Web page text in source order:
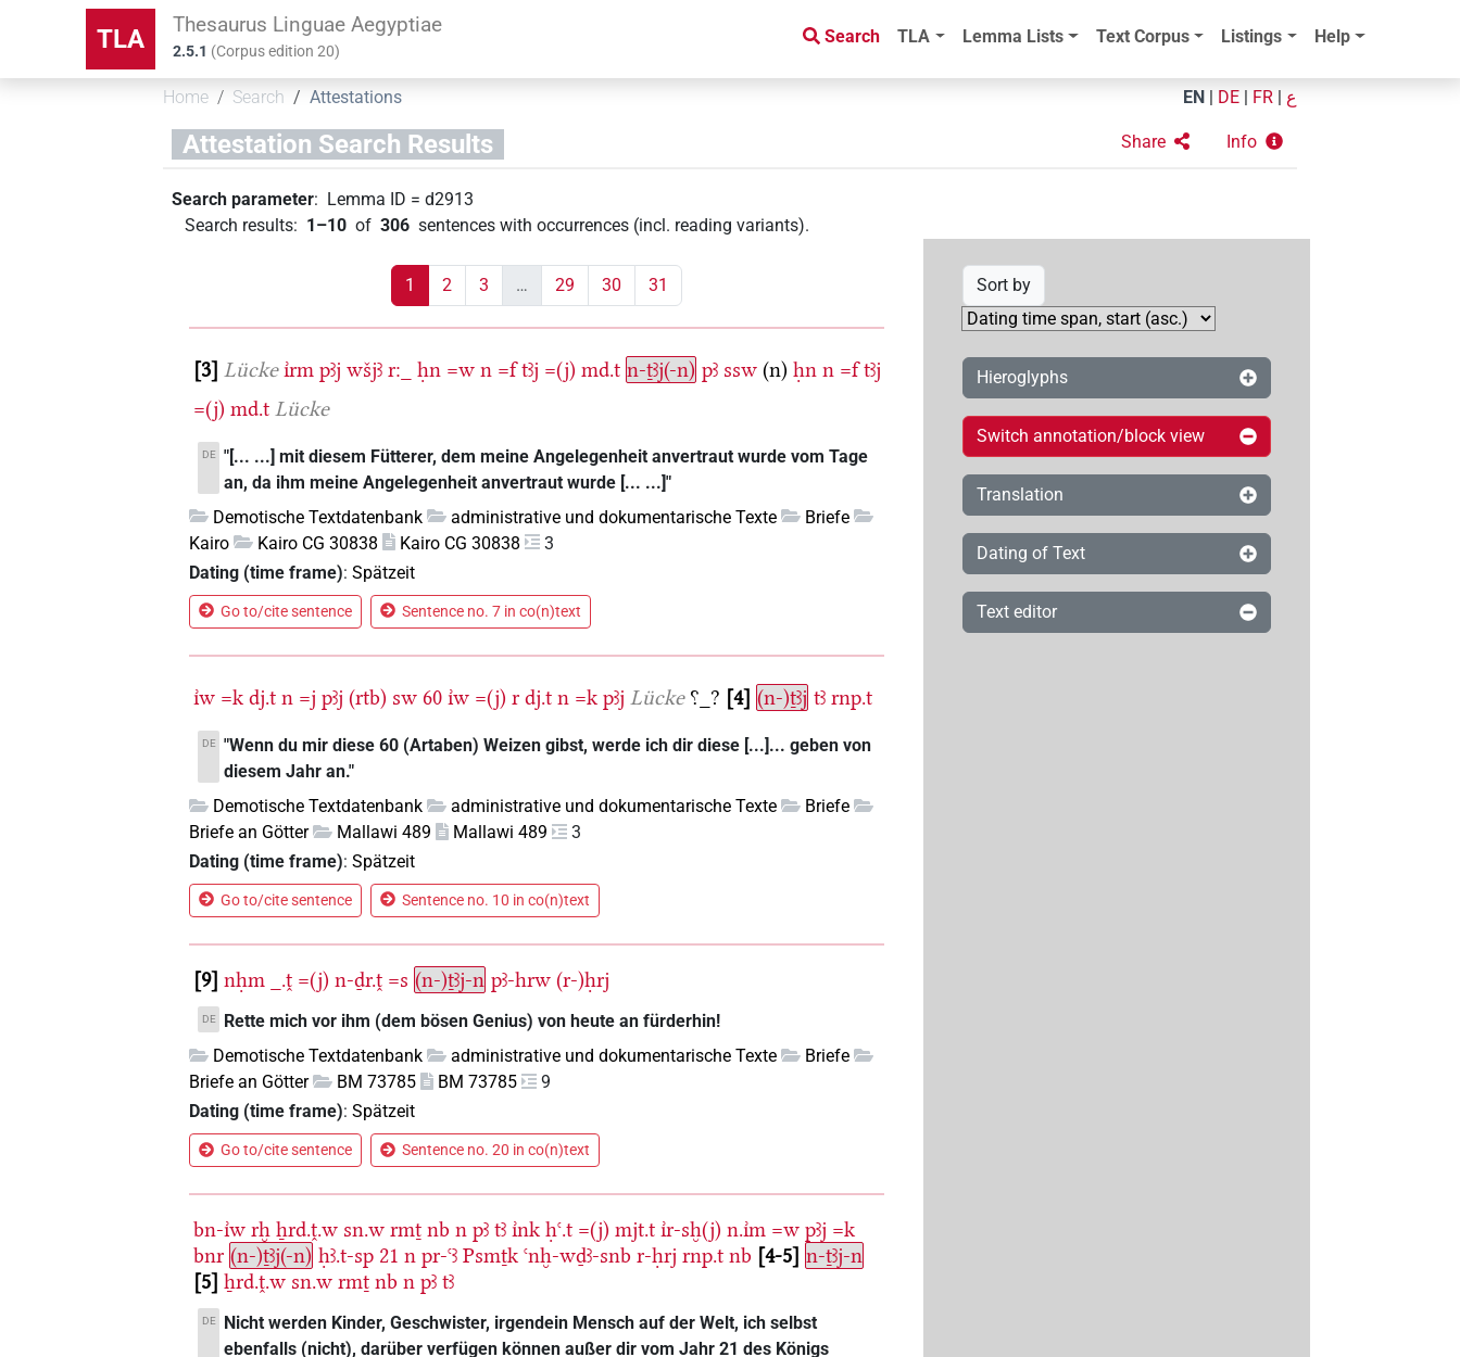
TLA Thesaurus Linguae Aegyptiae
2.5.1 (Corpus edition20)
Search TLA Lemma Lists Text Corpus Listings Help
Home Search Attestations EN DE FR ع
Attestation Search Results Share Info
Search parameter: Lemma ID =d2913
Search results: 1–10 of 306 sentences with occurrences (incl. reading variants).
1 2 3 … 29 30 31
3 Lücke ı͗rm pꜣj wšjꜣ r:_ ḥn =w n =f tꜣj =(j) md.t n-ṯꜣj(-n) pꜣ ssw (n) ḥn n =f tꜣj
=(j) md.t Lücke
DE "[... ...] mit diesem Fütterer, dem meine Angelegenheit anvertraut wurde vom Tage
an, da ihm meine Angelegenheit anvertraut wurde [... ...]"
Demotische Textdatenbank
administrative und dokumentarische Texte
Briefe
Kairo
Kairo CG 30838 Kairo CG 30838
3
Dating (time frame):Spätzeit
Go to/cite sentence Sentence no. 7 in co(n)text
ı͗w =k dj.t n =j pꜣj (rtb) sw 60 ı͗w =(j) r dj.t n =k pꜣj Lücke ⸮_? 4 (n-)ṯꜣj tꜣ rnp.t
DE "Wenn du mir diese 60 (Artaben) Weizen gibst, werde ich dir diese [...]... geben von
diesem Jahr an."
Demotische Textdatenbank
administrative und dokumentarische Texte
Briefe
Briefe an Götter
Mallawi 489 Mallawi 489
3
Dating (time frame):Spätzeit
Go to/cite sentence Sentence no. 10 in co(n)text
9 nḥm _.ṱ =(j) n-ḏr.ṱ =s (n-)ṯꜣj-n pꜣ-hrw (r-)ḥrj
DE
Rette mich vor ihm (dem bösen Genius) von heute an fürderhin!
Demotische Textdatenbank
administrative und dokumentarische Texte
Briefe
Briefe an Götter
BM 73785 BM 73785
9
Dating (time frame):Spätzeit
Go to/cite sentence Sentence no. 20 in co(n)text
bn-ı͗w rḫ ẖrd.ṱ.w sn.w rmṯ nb n pꜣ tꜣ ı͗nk ḥꜥ.t =(j) mjt.t ı͗r-sḫ(j) n.ı͗m =w pꜣj =k
bnr (n-)ṯꜣj(-n) ḥꜣ.t-sp 21 n pr-ꜥꜣ Psmṯk ꜥnḫ-wḏꜣ-snb r-ḥrj rnp.t nb 4-5 n-ṯꜣj-n
5 ẖrd.ṱ.w sn.w rmṯ nb n pꜣ tꜣ
DE
Nicht werden Kinder, Geschwister, irgendein Mensch auf der Welt, ich selbst
ebenfalls (nicht), darüber verfügen können außer dir vom Jahr 21 des Königs
Sort by
Hieroglyphs
Switch annotation/block view
Translation
Dating of Text
Text editor